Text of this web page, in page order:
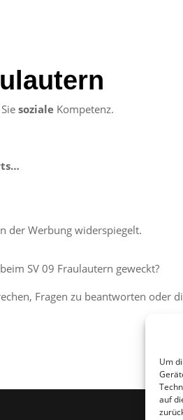
Um
auf
soziale Kompetenz.
der Werbung widerspiegelt.
SV 09 Fraulautern geweckt?
Fragen zu beantworten oder